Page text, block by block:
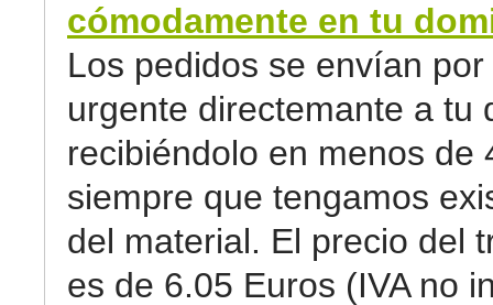
cómodamente en tu
Los pedidos se envían
urgente directemante a tu
recibiéndolo en menos de
siempre que tengamos
del material. El precio del
es de 6.05 Euros (IVA no